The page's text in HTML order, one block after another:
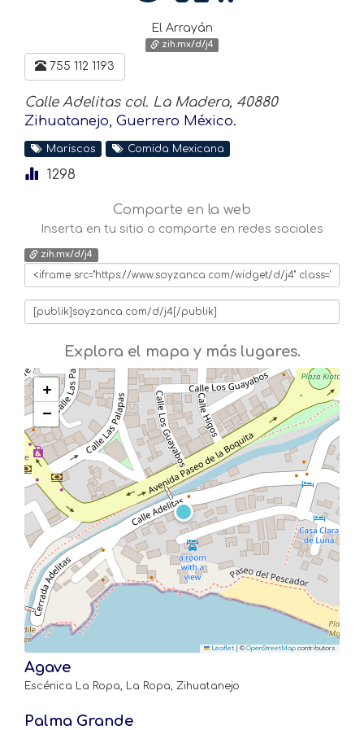
El Arrayán
zih.mx/d/j4
755 112 1193
Calle Adelitas col. La Madera, 40880
Zihuatanejo, Guerrero México.
Mariscos Comida Mexicana
1298
Comparte en la web
Inserta en tu sitio o comparte en redes sociales
zih.mx/d/j4
Explora el mapa y más lugares.
+
−
Leaflet | © OpenStreetMap contributors
Agave
Escénica La Ropa, La Ropa, Zihuatanejo
Palma Grande